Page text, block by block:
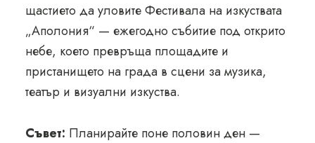
щастието да уловите Фестивала на изкуствата
„Аполония“ — ежегодно събитие под открито
небе, което превръща площадите и
пристанището на града в сцени за музика,
театър и визуални изкуства.
Съвет: Планирайте поне половин ден —